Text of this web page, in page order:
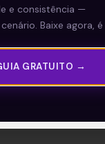
e consistência —
Baixe agora, é
GRATUITO →